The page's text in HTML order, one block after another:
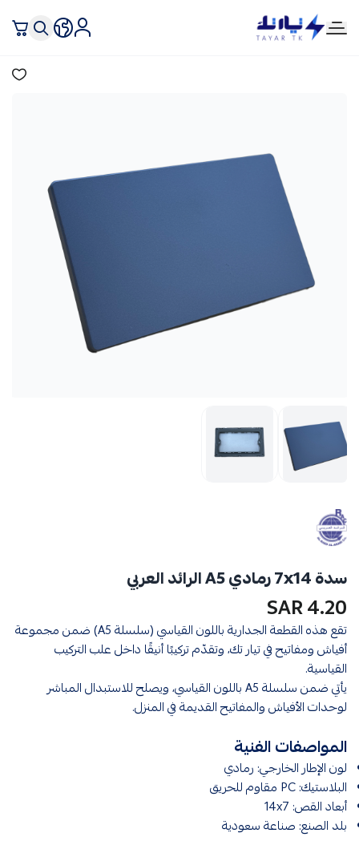
تيار تك إنارة وكهرباء
سدة 7x14 رمادي A5 الرائد العربي
4.20 SAR
تقع هذه القطعة الجدارية باللون القياسي (سلسلة A5) ضمن مجموعة
أفياش ومفاتيح في تيار تك، وتقدّم تركيبًا أنيقًا داخل علب التركيب
القياسية.
يأتي ضمن سلسلة A5 باللون القياسي، ويصلح للاستبدال المباشر
لوحدات الأفياش والمفاتيح القديمة في المنزل.
المواصفات الفنية
لون الإطار الخارجي: رمادي
البلاستيك: PC مقاوم للحريق
أبعاد القص: 14x7
بلد الصنع: صناعة سعودية